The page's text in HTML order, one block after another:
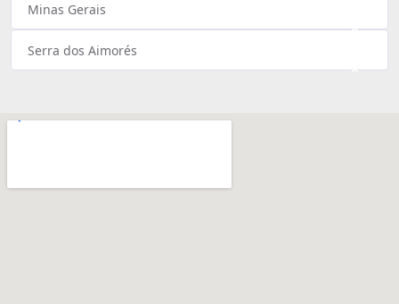
×
Minas Gerais
×
Serra dos Aimorés